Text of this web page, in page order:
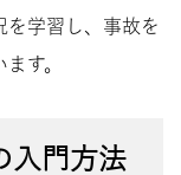
を学習し、事故を
す。
入門方法